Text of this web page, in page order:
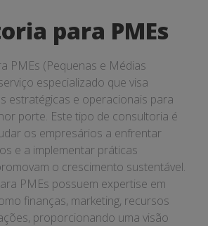
para PMEs
PMEs (Pequenas e Médias
especializado que visa
estratégicas e operacionais para
porte. Este tipo de consultoria é
os empresários a enfrentar
e a implementar práticas
o crescimento sustentável.
PMEs possuem expertise em
finanças, marketing, recursos
proporcionando uma visão